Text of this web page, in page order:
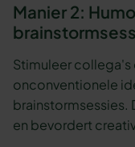
Manier 2:
Stimuleer
onconventionele
brainstormsessies.
en bevordert